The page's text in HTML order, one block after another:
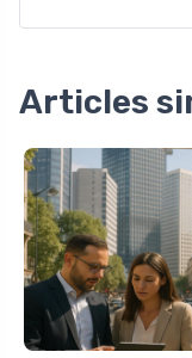
Articles